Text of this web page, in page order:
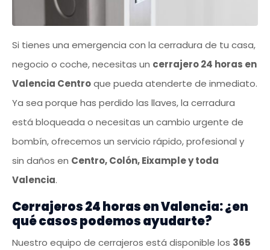
Si tienes una emergencia con la cerradura de tu casa,
negocio o coche, necesitas un cerrajero 24 horas en
Valencia Centroque pueda atenderte de inmediato.
Ya sea porque has perdido las llaves, la cerradura
está bloqueada o necesitas un cambio urgente de
bombín, ofrecemos un servicio rápido, profesional y
sin daños en Centro, Colón, Eixample y toda
Valencia.
Cerrajeros 24 horas en Valencia: ¿en
qué casos podemos ayudarte?
Nuestro equipo de cerrajeros está disponible los 365